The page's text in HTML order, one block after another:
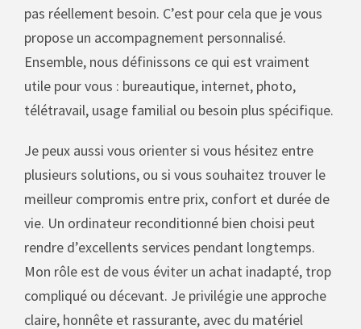
pas réellement besoin. C’est pour cela que je vous
propose un accompagnement personnalisé.
Ensemble, nous définissons ce qui est vraiment
utile pour vous : bureautique, internet, photo,
télétravail, usage familial ou besoin plus spécifique.
Je peux aussi vous orienter si vous hésitez entre
plusieurs solutions, ou si vous souhaitez trouver le
meilleur compromis entre prix, confort et durée de
vie. Un ordinateur reconditionné bien choisi peut
rendre d’excellents services pendant longtemps.
Mon rôle est de vous éviter un achat inadapté, trop
compliqué ou décevant. Je privilégie une approche
claire, honnête et rassurante, avec du matériel